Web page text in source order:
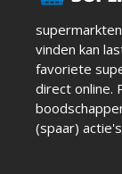
vinden kan
favoriete
direct online.
(spaar)